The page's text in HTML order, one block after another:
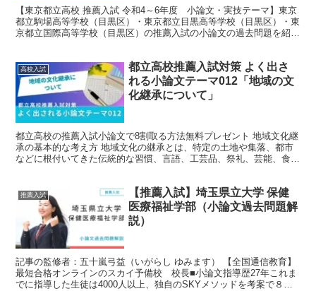
黒区）
【東京都立高校 推薦入試 令和4～6年度 小論文・実技テーマ】東京
都立駒場高等学校（目黒区）・東京都立目黒高等学校（目黒区）・東
京都立国際高等学校（目黒区）の推薦入試の小論文の過去問題を紹介
高校入試
都立高校推薦入試対策 よく出さ
れる小論文テーマ012「地域の文
化継承について」
都立高校の推薦入試小論文で8割取る方法無料プレゼント 地域文化継
承の基本的な考え方 地域文化の継承とは、特定の土地や集落、都市
などに根付いてきた伝統的な習慣、言語、工芸品、祭礼、芸能、食文
推薦入試
【推薦入試】埼玉県立大学 保健
医療福祉学部（小論文過去問題解
説）
記事の監修者：五十嵐弓益（いがらし ゆみます） 【全国通信教育】
最短合格オンラインのスカイ予備校 校長■小論文指導歴27年これま
でに指導した生徒は4000人以上、独自のSKYメソッドを考案で８割